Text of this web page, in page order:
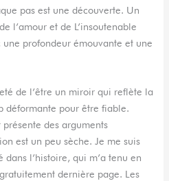
pas est une découverte. Un
l’amour et de L’insoutenable
profondeur émouvante et une
de l’être un miroir qui reflète la
déformante pour être fiable.
présente des arguments
est un peu sèche. Je me suis
l’histoire, qui m’a tenu en
dernière page. Les